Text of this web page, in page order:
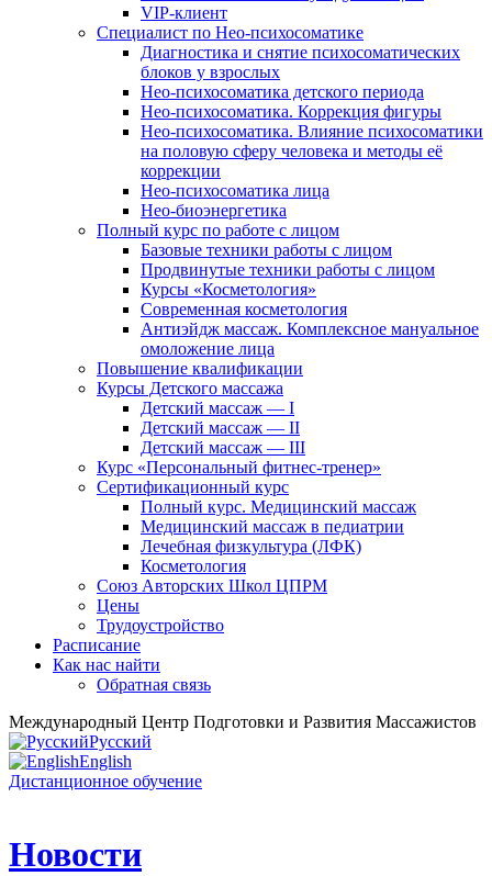
VIP-клиент
Специалист по Нео-психосоматике
Диагностика и снятие психосоматических
блоков у взрослых
Нео-психосоматика детского периода
Нео-психосоматика. Коррекция фигуры
Нео-психосоматика. Влияние психосоматики
на половую сферу человека и методы её
коррекции
Нео-психосоматика лица
Нео-биоэнергетика
Полный курс по работе с лицом
Базовые техники работы с лицом
Продвинутые техники работы с лицом
Курсы «Косметология»
Современная косметология
Антиэйдж массаж. Комплексное мануальное
омоложение лица
Повышение квалификации
Курсы Детского массажа
Детский массаж — I
Детский массаж — II
Детский массаж — III
Курс «Персональный фитнес-тренер»
Сертификационный курс
Полный курс. Медицинский массаж
Медицинский массаж в педиатрии
Лечебная физкультура (ЛФК)
Косметология
Союз Авторских Школ ЦПРМ
Цены
Трудоустройство
Расписание
Как нас найти
Обратная связь
Международный Центр Подготовки и Развития Массажистов
Русский
English
Дистанционное обучение
Новости